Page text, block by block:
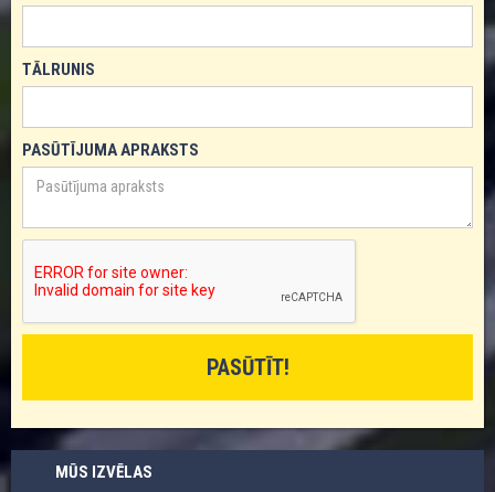
TĀLRUNIS
PASŪTĪJUMA APRAKSTS
MŪS IZVĒLAS